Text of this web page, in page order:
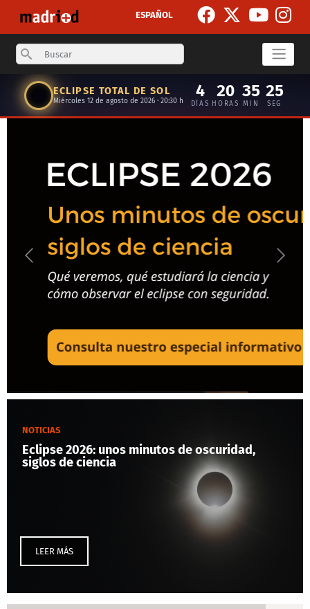
ESPAÑOL
Search
ECLIPSE TOTAL DE SOL
Miércoles 12 de agosto de 2026 · 20:30 h
4
DÍAS
20
HORAS
35
MIN
24
SEG
Anterior
NOTICIAS
Eclipse 2026: unos minutos de oscuridad,
siglos de ciencia
LEER MÁS